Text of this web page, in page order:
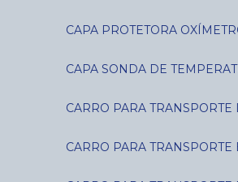
CAPA PROTETORA
CAPA SONDA DE
CARRO PARA
CARRO PARA